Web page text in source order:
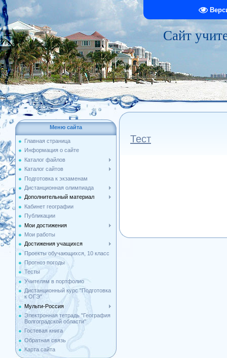
Сайт
Меню сайта
Главная страница
Информация о сайте
Каталог файлов
Каталог сайтов
Подготовка к экзаменам
Дистанционная олимпиада
Дополнительный материал
Кабинет географии
Публикации
Мои достижения
Мои работы
Достижения учащихся
Проекты обучающихся, 10 класс
Прогноз погоды
Тесты
Учителям в портфолио
Дистанционный курс "Подготовка
к ОГЭ"
Мульти-Россия
Электронная тетрадь "География
Волгоградской области"
Гостевая книга
Обратная связь
Карта сайта
Тест